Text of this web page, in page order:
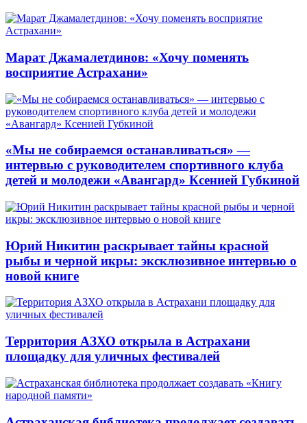
Марат Джамалетдинов: «Хочу поменять
восприятие Астрахани»
«Мы не собираемся останавливаться» —
интервью с руководителем спортивного клуба
детей и молодежи «Авангард» Ксенией Губкиной
Юрий Никитин раскрывает тайны красной
рыбы и черной икры: эксклюзивное интервью о
новой книге
Территория АЗХО открыла в Астрахани
площадку для уличных фестивалей